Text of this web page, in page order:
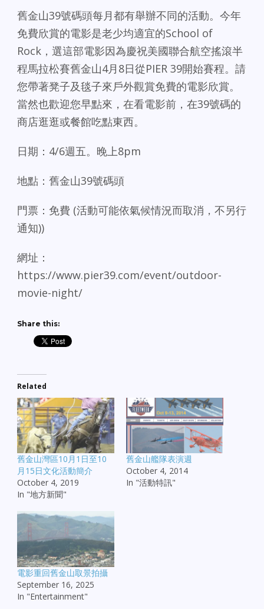
舊金山39號碼頭每月都有舉辦不同的活動。今年
免費欣賞的電影是老少均適宜的School of
Rock ，選這部電影因為慶祝美國聯合航空搖滾半
程馬拉松賽舊金山4月8日從PIER 39開始賽程。請
您帶著凳子及毯子來戶外觀賞免費的電影欣賞。
當然也歡迎您早點來，在看電影前，在39號碼的
商店逛逛或餐館吃點東西。
日期：4/6週五。晚上8pm
地點：舊金山39號碼頭
門票：免費 (活動可能依氣候情況而取消，不另行
通知))
網址：
https://www.pier39.com/event/outdoor-
movie-night/
Share this:
Related
舊金山灣區10月1日至10
月15日文化活動簡介
October 4, 2019
In "地方新聞"
舊金山艦隊表演週
October 4, 2014
In "活動特訊"
電影重回舊金山取景拍攝
September 16, 2025
In "Entertainment"